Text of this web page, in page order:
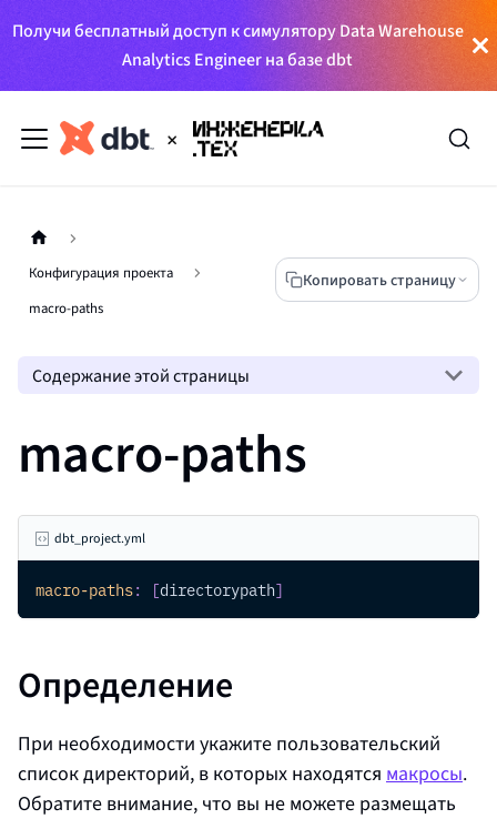
Получи бесплатный доступ к симулятору Data Warehouse
Analytics Engineer на базе dbt
Конфигурация проекта
macro-paths
Копировать страницу
Содержание этой страницы
macro-paths
dbt_project.yml
macro-paths: [directorypath]
Определение
При необходимости укажите пользовательский
список директорий, в которых находятся макросы.
Обратите внимание, что вы не можете размещать